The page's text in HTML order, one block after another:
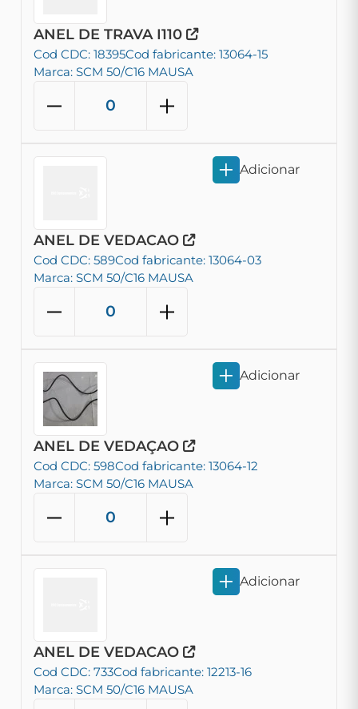
ANEL DE TRAVA I110
Cod CDC: 18395Cod fabricante: 13064-15
Marca: SCM 50/C16 MAUSA
ANEL DE VEDACAO
Cod CDC: 589Cod fabricante: 13064-03
Marca: SCM 50/C16 MAUSA
Adicionar
ANEL DE VEDAÇAO
Cod CDC: 598Cod fabricante: 13064-12
Marca: SCM 50/C16 MAUSA
Adicionar
ANEL DE VEDACAO
Cod CDC: 733Cod fabricante: 12213-16
Marca: SCM 50/C16 MAUSA
Adicionar